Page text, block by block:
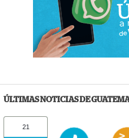
ÚLTIMAS NOTICIAS DE
21